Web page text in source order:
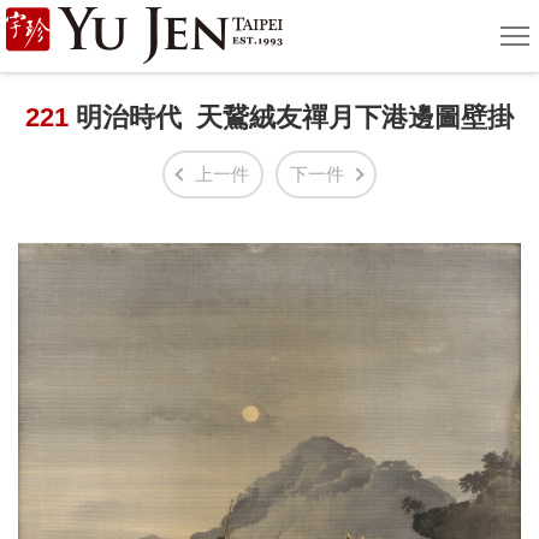
宇
珍
國
術
Yu
Jen
Taipei
單
221 明治時代 天鵞絨友禪月下港邊圖壁掛
上一件 下一件